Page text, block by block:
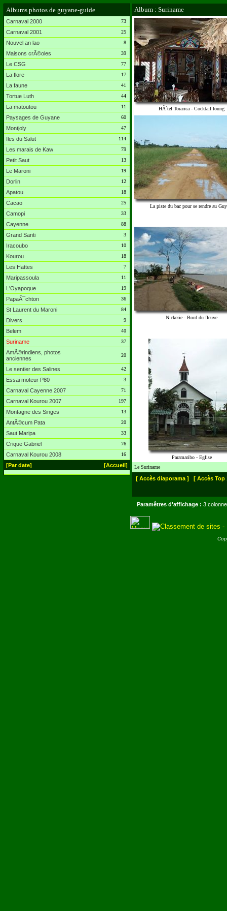
Albums photos de guyane-guide
Carnaval 2000 73
Carnaval 2001 25
Nouvel an lao 8
Maisons crÃ©oles 39
Le CSG 77
La flore 17
La faune 41
Tortue Luth 44
La matoutou 11
Paysages de Guyane 60
Montjoly 47
Iles du Salut 114
Les marais de Kaw 79
Petit Saut 13
Le Maroni 19
Dorlin 12
Apatou 18
Cacao 25
Camopi 33
Cayenne 88
Grand Santi 3
Iracoubo 10
Kourou 18
Les Hattes 7
Maripassoula 11
L'Oyapoque 19
PapaÃ¯chton 36
St Laurent du Maroni 84
Divers 9
Belem 40
Suriname 37
AmÃ©rindiens, photos
anciennes
20
Le sentier des Salines 42
Essai moteur P80 3
Carnaval Cayenne 2007 71
Carnaval Kourou 2007 197
Montagne des Singes 13
AntÃ©cum Pata 20
Saut Maripa 33
Crique Gabriel 76
Carnaval Kourou 2008 16
[Par date] [Accueil]
Album : Suriname
HÃ´tel Torarica - Cocktail loung
La piste du bac pour se rendre au
Nickerie - Bord du fleuve
Paramaribo - Eglise
Le Suriname
[ Accès diaporama ] [ Accès Top
Paramêtres d'affichage : 3